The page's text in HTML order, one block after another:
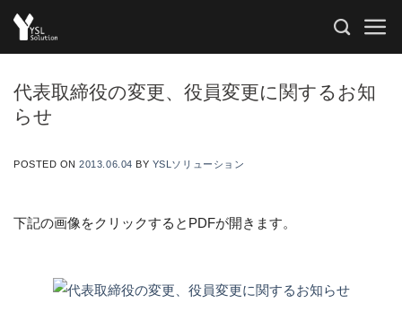
Skip
代表取締役の変更、役員変更に関するお知
らせ
POSTED ON2013.06.04 BY YSLソリューション
下記の画像をクリックするとPDFが開きます。